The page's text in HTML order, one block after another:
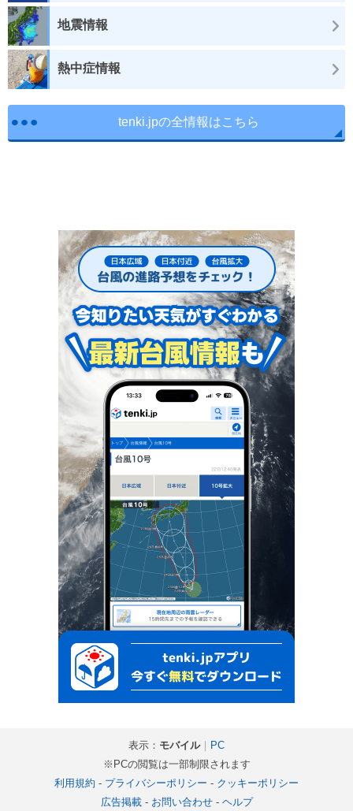
地震情報
熱中症情報
tenki.jpの全情報はこちら
表示： モバイル｜ PC
※PCの閲覧は一部制限されます
利用規約 - プライバシーポリシー - クッキーポリシー
広告掲載- お問い合わせ- ヘルプ